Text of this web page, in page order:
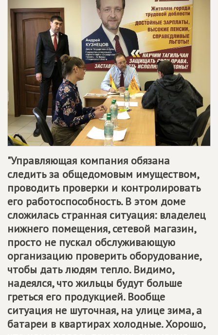
"Управляющая компания обязана
следить за общедомовым имуществом,
проводить проверки и контролировать
его работоспособность. В этом доме
сложилась странная ситуация: владелец
нижнего помещения, сетевой магазин,
просто не пускал обслуживающую
организацию проверить оборудование,
чтобы дать людям тепло. Видимо,
надеялся, что жильцы будут больше
греться его продукцией. Вообще
ситуация не шуточная, на улице зима, а
батареи в квартирах холодные. Хорошо,